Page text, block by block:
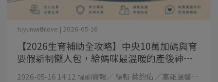
【2026生育補助全攻略】中央10萬加碼與育
嬰假新制懶人包，給媽咪最溫暖的產後神隊
fuyunwithlove | 2026-05-16
2026-05-16 14:12 福韻寶報／ 編輯 蔡鈞佑 ／高雄溫馨⋯